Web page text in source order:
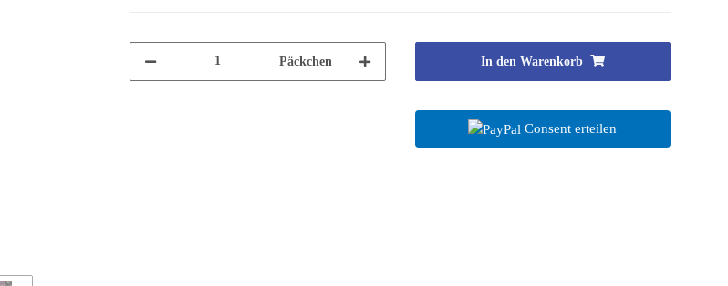
Päckchen In den Warenkorb
Consent erteilen